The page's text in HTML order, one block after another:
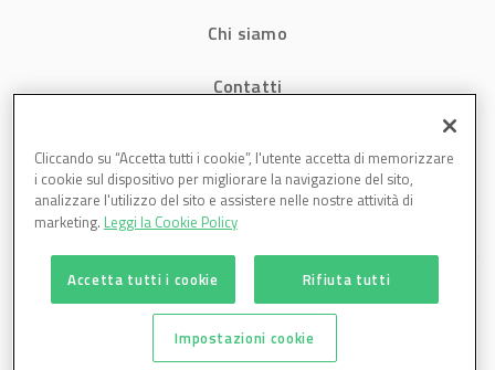
Chi siamo
Contatti
Cookies
Cliccando su “Accetta tutti i cookie”, l'utente accetta di memorizzare
i cookie sul dispositivo per migliorare la navigazione del sito,
analizzare l'utilizzo del sito e assistere nelle nostre attività di
marketing. Leggi la Cookie Policy
Accetta tutti i cookie Rifiuta tutti
Impostazioni cookie